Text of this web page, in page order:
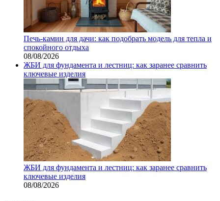
Печь-камин для дачи: как подобрать модель для тепла и
спокойного отдыха
08/08/2026
ЖБИ для фундамента и лестниц: как заранее сравнить
ключевые изделия
ЖБИ для фундамента и лестниц: как заранее сравнить
ключевые изделия
08/08/2026